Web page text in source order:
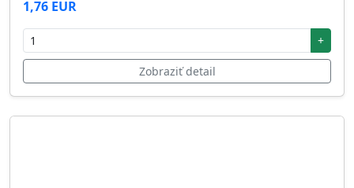
1,76 EUR
+
Zobraziť detail